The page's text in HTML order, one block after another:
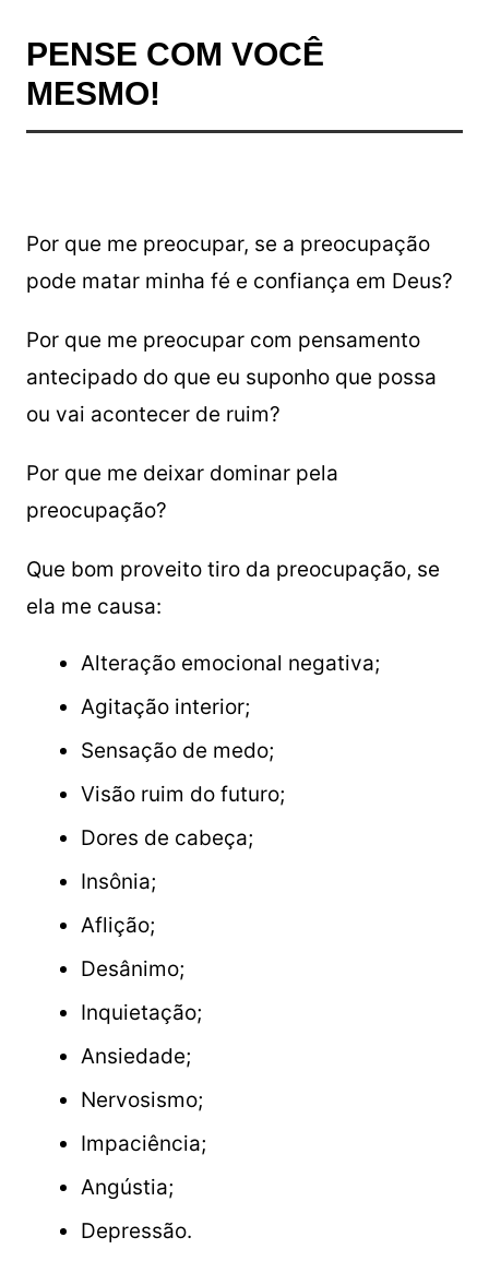
PENSE COM VOCÊ
MESMO!
Por que me preocupar, se a preocupação
pode matar minha fé e confiança em Deus?
Por que me preocupar com pensamento
antecipado do que eu suponho que possa
ou vai acontecer de ruim?
Por que me deixar dominar pela
preocupação?
Que bom proveito tiro da preocupação, se
ela me causa:
Alteração emocional negativa;
Agitação interior;
Sensação de medo;
Visão ruim do futuro;
Dores de cabeça;
Insônia;
Aflição;
Desânimo;
Inquietação;
Ansiedade;
Nervosismo;
Impaciência;
Angústia;
Depressão.